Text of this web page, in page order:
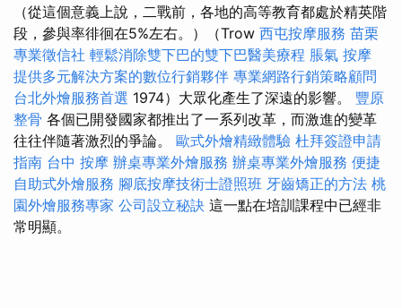
（從這個意義上說，二戰前，各地的高等教育都處於精英階
段，參與率徘徊在5%左右。）（Trow 西屯按摩服務 苗栗
專業徵信社 輕鬆消除雙下巴的雙下巴醫美療程 脹氣 按摩
提供多元解決方案的數位行銷夥伴 專業網路行銷策略顧問
台北外燴服務首選 1974）大眾化產生了深遠的影響。 豐原
整骨 各個已開發國家都推出了一系列改革，而激進的變革
往往伴隨著激烈的爭論。 歐式外燴精緻體驗 杜拜簽證申請
指南 台中 按摩 辦桌專業外燴服務 辦桌專業外燴服務 便捷
自助式外燴服務 腳底按摩技術士證照班 牙齒矯正的方法 桃
園外燴服務專家 公司設立秘訣 這一點在培訓課程中已經非
常明顯。